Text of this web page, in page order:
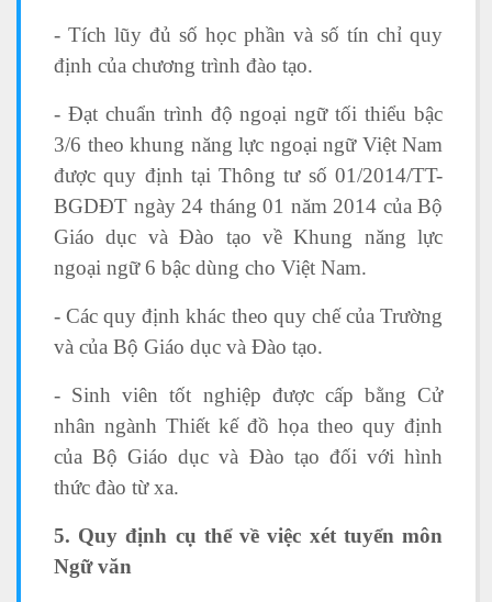
- Tích lũy đủ số học phần và số tín chỉ quy
định của chương trình đào tạo.
- Đạt chuẩn trình độ ngoại ngữ tối thiểu bậc
3/6 theo khung năng lực ngoại ngữ Việt Nam
được quy định tại Thông tư số 01/2014/TT-
BGDĐT ngày 24 tháng 01 năm 2014 của Bộ
Giáo dục và Đào tạo về Khung năng lực
ngoại ngữ 6 bậc dùng cho Việt Nam.
- Các quy định khác theo quy chế của Trường
và của Bộ Giáo dục và Đào tạo.
- Sinh viên tốt nghiệp được cấp bằng Cử
nhân ngành Thiết kế đồ họa theo quy định
của Bộ Giáo dục và Đào tạo đối với hình
thức đào từ xa.
5. Quy định cụ thể về việc xét tuyển môn
Ngữ văn